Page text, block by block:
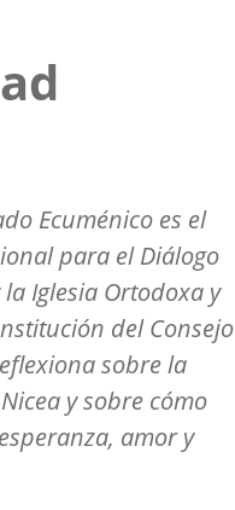
Ecuménico es el
para el Diálogo
Iglesia Ortodoxa y
del Consejo
sobre la
y sobre cómo
amor y